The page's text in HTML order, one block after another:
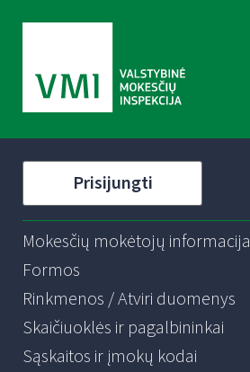
Prisijungti
Mokesčių mokėtojų informacija
Formos
Rinkmenos / Atviri duomenys
Skaičiuoklės ir pagalbininkai
Sąskaitos ir įmokų kodai